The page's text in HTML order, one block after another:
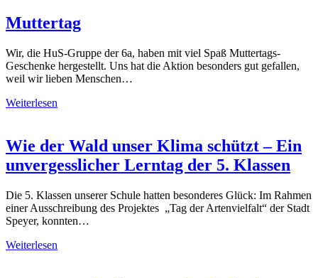
Muttertag
Wir, die HuS-Gruppe der 6a, haben mit viel Spaß Muttertags-
Geschenke hergestellt. Uns hat die Aktion besonders gut gefallen,
weil wir lieben Menschen…
Weiterlesen
Wie der Wald unser Klima schützt – Ein
unvergesslicher Lerntag der 5. Klassen
Die 5. Klassen unserer Schule hatten besonderes Glück: Im Rahmen
einer Ausschreibung des Projektes „Tag der Artenvielfalt“ der Stadt
Speyer, konnten…
Weiterlesen